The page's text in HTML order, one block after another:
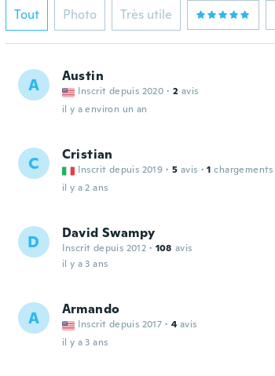
Tout Photo Très utile
A Austin
Inscrit depuis 2020 · 2 avis
il y a environ un an
C Cristian
Inscrit depuis 2019 · 5 avis · 1 chargements
il y a 2 ans
D David Swampy
Inscrit depuis 2012 · 108 avis
il y a 3 ans
A Armando
Inscrit depuis 2017 · 4 avis
il y a 3 ans